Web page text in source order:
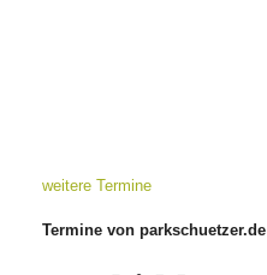
weitere Termine
Termine von parkschuetzer.de